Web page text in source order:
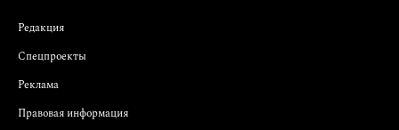
Редакция
Спецпроекты
Реклама
Правовая информация